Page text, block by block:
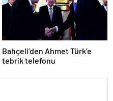
Bahçeli’den Ahmet Türk’e
tebrik telefonu